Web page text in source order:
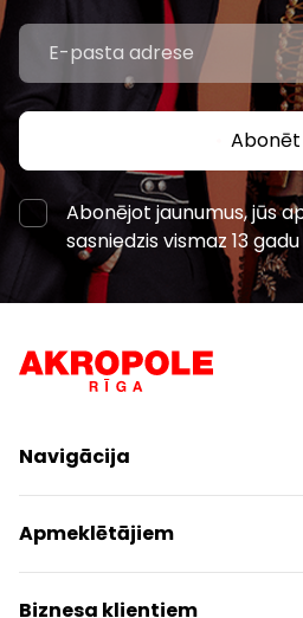
Abonēt
Abonējot jaunumus, jūs
sasniedzis vismaz 13
Navigācija
Iepirkšanās
Pakalpojumi
Izklaides
Apmeklētājiem
Centra plāns
Biznesa klientiem